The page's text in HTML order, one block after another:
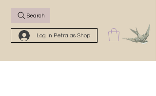
Search
Log In Petralas Shop